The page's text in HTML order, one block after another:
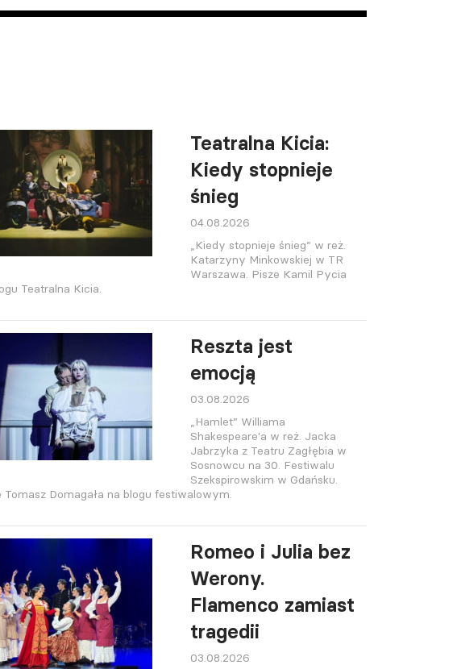
Teatralna Kicia:
Kiedy stopnieje
śnieg
04.08.2026
„Kiedy stopnieje śnieg” w reż.
Katarzyny Minkowskiej w TR
Warszawa. Pisze Kamil Pycia
Teatralna Kicia.
Reszta jest
emocją
03.08.2026
„Hamlet” Williama
Shakespeare'a w reż. Jacka
Jabrzyka z Teatru Zagłębia w
Sosnowcu na 30. Festiwalu
Szekspirowskim w Gdańsku.
Tomasz Domagała na blogu festiwalowym.
Romeo i Julia bez
Werony.
Flamenco zamiast
tragedii
03.08.2026